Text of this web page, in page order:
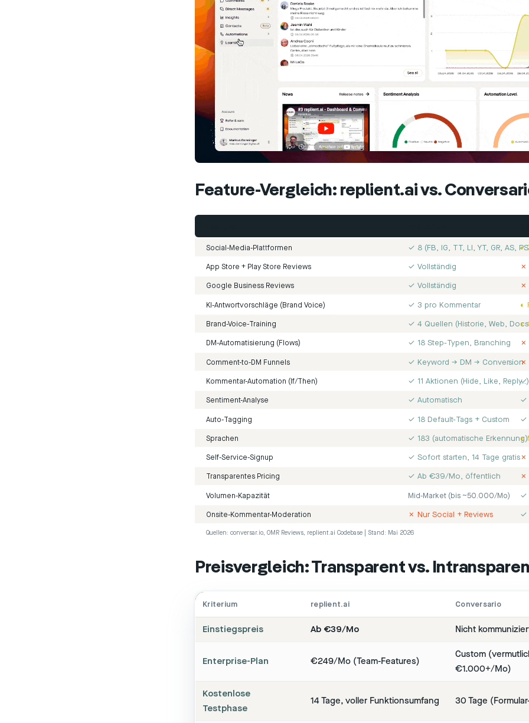
Feature-Vergleich: replient.ai vs.
Social-Media-Plattformen ✓ 8 (FB, IG, TT, LI, YT, GR, AS, ◐
App Store + Play Store Reviews ✓ Vollständig ✗
Google Business Reviews ✓ Vollständig ✗
KI-Antwortvorschläge (Brand Voice) ✓ 3 pro Kommentar ◐
Brand-Voice-Training ✓ 4 Quellen (Historie, Web, ◐
DM-Automatisierung (Flows) ✓ 18 Step-Typen, Branching ✗
Comment-to-DM Funnels ✓ Keyword → DM → Conversion✗
Kommentar-Automation (If/Then) ✓ 11 Aktionen (Hide, Like, Reply…)
✓
Sentiment-Analyse ✓ Automatisch ✓
Auto-Tagging ✓ 18 Default-Tags + Custom ✓
Sprachen ✓ 183 (automatische Erkennung)
◐
Self-Service-Signup ✓ Sofort starten, 14 Tage gratis✗
Transparentes Pricing ✓ Ab €39/Mo, öffentlich ✗
Volumen-Kapazität Mid-Market (bis ~50.000/Mo) ✓
Onsite-Kommentar-Moderation ✗ Nur Social + Reviews ✓
Quellen: conversar.io, OMR Reviews, replient.ai Codebase | Stand: Mai 2026
Preisvergleich: Transparent vs.
Kriterium replient.ai Conversario
Einstiegspreis Ab €39/Mo Nicht
Enterprise-Plan €249/Mo (Team-Features)
Custom
€1.000+/Mo)
Kostenlose
Testphase
14 Tage, voller Funktionsumfang 30 Tage